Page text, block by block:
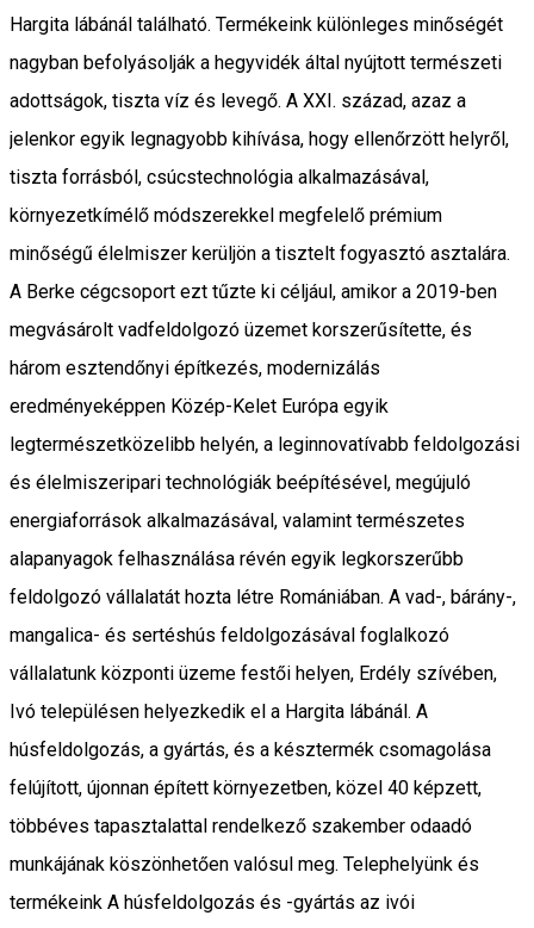
Hargita lábánál található. Termékeink különleges minőségét
nagyban befolyásolják a hegyvidék által nyújtott természeti
adottságok, tiszta víz és levegő. A XXI. század, azaz a
jelenkor egyik legnagyobb kihívása, hogy ellenőrzött helyről,
tiszta forrásból, csúcstechnológia alkalmazásával,
környezetkímélő módszerekkel megfelelő prémium
minőségű élelmiszer kerüljön a tisztelt fogyasztó asztalára.
A Berke cégcsoport ezt tűzte ki céljául, amikor a 2019-ben
megvásárolt vadfeldolgozó üzemet korszerűsítette, és
három esztendőnyi építkezés, modernizálás
eredményeképpen Közép-Kelet Európa egyik
legtermészetközelibb helyén, a leginnovatívabb feldolgozási
és élelmiszeripari technológiák beépítésével, megújuló
energiaforrások alkalmazásával, valamint természetes
alapanyagok felhasználása révén egyik legkorszerűbb
feldolgozó vállalatát hozta létre Romániában. A vad-, bárány-,
mangalica- és sertéshús feldolgozásával foglalkozó
vállalatunk központi üzeme festői helyen, Erdély szívében,
Ivó településen helyezkedik el a Hargita lábánál. A
húsfeldolgozás, a gyártás, és a késztermék csomagolása
felújított, újonnan épített környezetben, közel 40 képzett,
többéves tapasztalattal rendelkező szakember odaadó
munkájának köszönhetően valósul meg. Telephelyünk és
termékeink A húsfeldolgozás és -gyártás az ivói